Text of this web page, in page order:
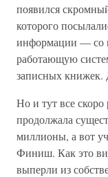
появился
которого
информации — со
работающую
записных книжек.
Но и тут все
продолжала
миллионы, а вот
Финиш. Как это
выперли из